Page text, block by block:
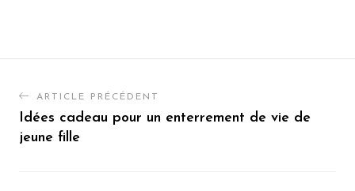
ARTICLE PRÉCÉDENT
Idées cadeau pour un enterrement de vie de
jeune fille